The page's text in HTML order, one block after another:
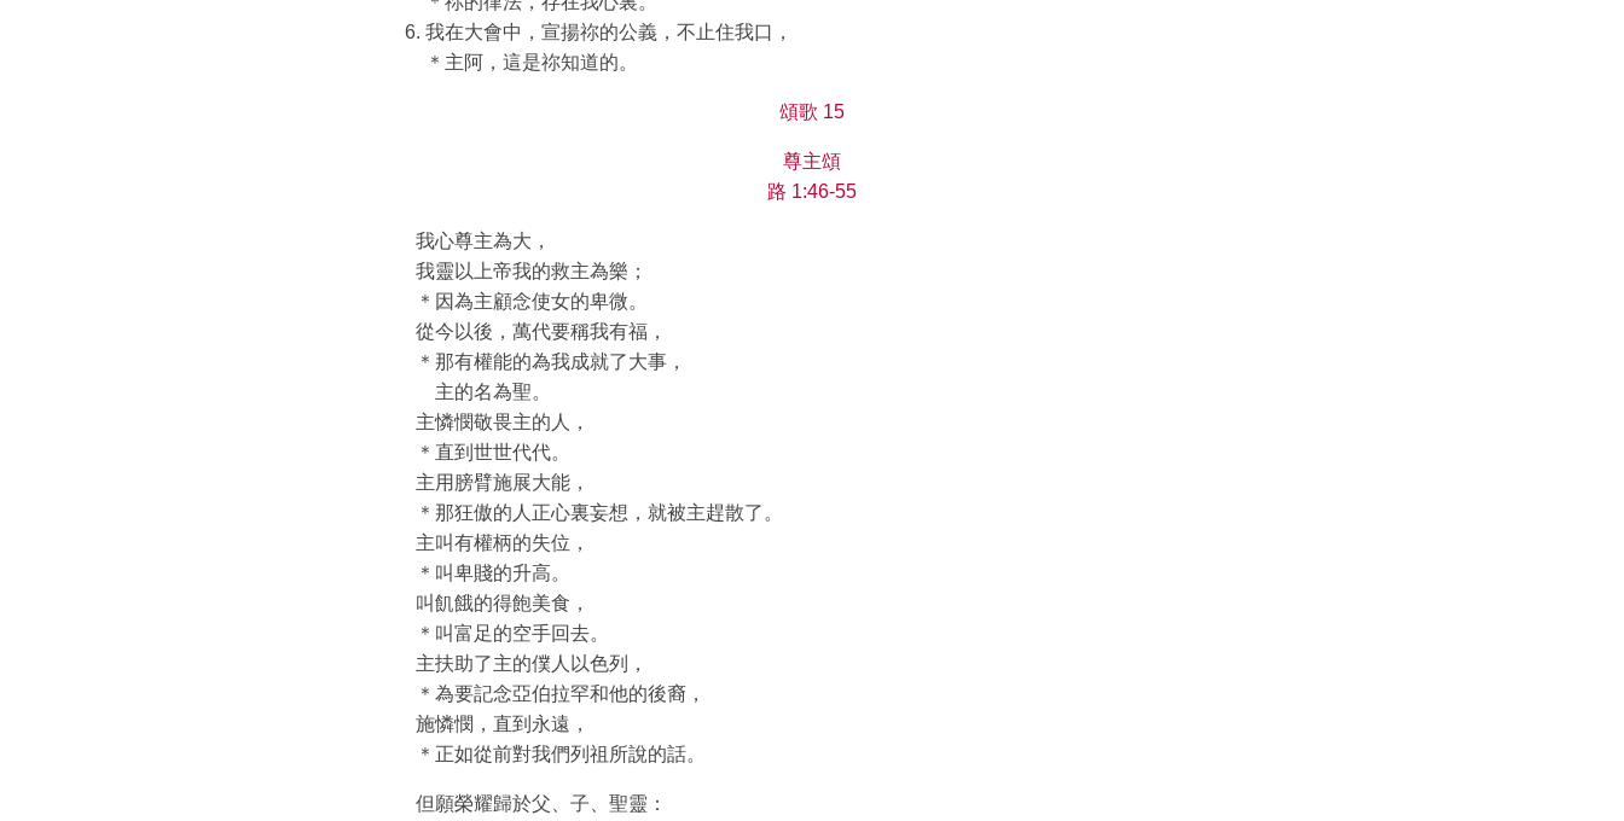
我在大會中，宣揚祢的公義，不止住我口，
＊主阿，這是祢知道的。
頌歌 15
尊主頌
路 1:46-55
我心尊主為大，
我靈以上帝我的救主為樂；
＊因為主顧念使女的卑微。
從今以後，萬代要稱我有福，
＊那有權能的為我成就了大事，
主的名為聖。
主憐憫敬畏主的人，
＊直到世世代代。
主用膀臂施展大能，
＊那狂傲的人正心裏妄想，就被主趕散了。
主叫有權柄的失位，
＊叫卑賤的升高。
叫飢餓的得飽美食，
＊叫富足的空手回去。
主扶助了主的僕人以色列，
＊為要記念亞伯拉罕和他的後裔，
施憐憫，直到永遠，
＊正如從前對我們列祖所說的話。
但願榮耀歸於父、子、聖靈：